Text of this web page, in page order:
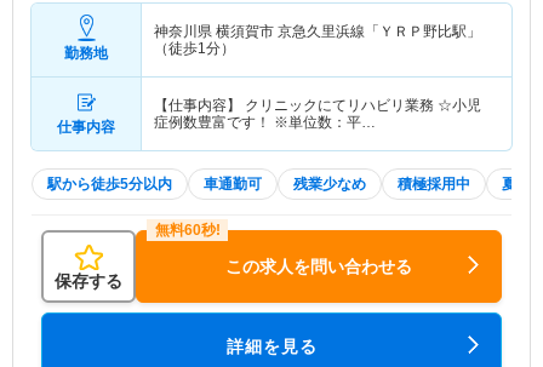
勤務地
神奈川県 横須賀市 京急久里浜線「ＹＲＰ野比駅」
（徒歩1分）
仕事内容
【仕事内容】 クリニックにてリハビリ業務 ☆小児
症例数豊富です！ ※単位数：平…
駅から徒歩5分以内 車通勤可 残業少なめ 積極採用中 夏～
保存する
この求人を問い合わせる
詳細を見る